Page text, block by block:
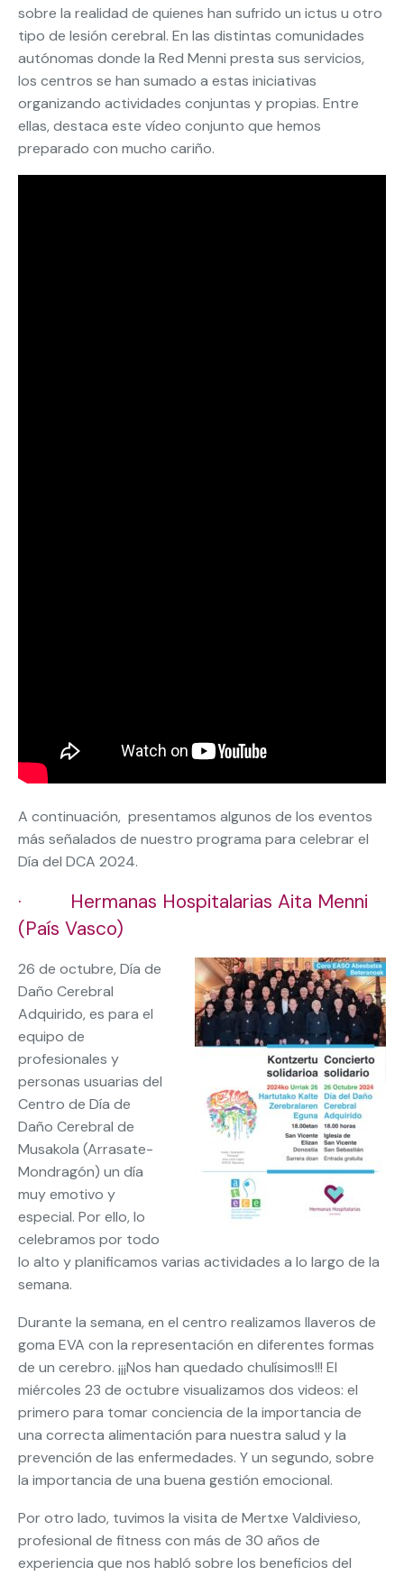
sobre la realidad de quienes han sufrido un ictus u otro
tipo de lesión cerebral. En las distintas comunidades
autónomas donde la Red Menni presta sus servicios,
los centros se han sumado a estas iniciativas
organizando actividades conjuntas y propias. Entre
ellas, destaca este vídeo conjunto que hemos
preparado con mucho cariño.
A continuación, presentamos algunos de los eventos
más señalados de nuestro programa para celebrar el
Día del DCA 2024.
· Hermanas Hospitalarias Aita Menni
(País Vasco)
26 de octubre, Día de
Daño Cerebral
Adquirido, es para el
equipo de
profesionales y
personas usuarias del
Centro de Día de
Daño Cerebral de
Musakola (Arrasate-
Mondragón) un día
muy emotivo y
especial. Por ello, lo
celebramos por todo
lo alto y planificamos varias actividades a lo largo de la
semana.
Durante la semana, en el centro realizamos llaveros de
goma EVA con la representación en diferentes formas
de un cerebro. ¡¡¡Nos han quedado chulísimos!!! El
miércoles 23 de octubre visualizamos dos videos: el
primero para tomar conciencia de la importancia de
una correcta alimentación para nuestra salud y la
prevención de las enfermedades. Y un segundo, sobre
la importancia de una buena gestión emocional.
Por otro lado, tuvimos la visita de Mertxe Valdivieso,
profesional de fitness con más de 30 años de
experiencia que nos habló sobre los beneficios del